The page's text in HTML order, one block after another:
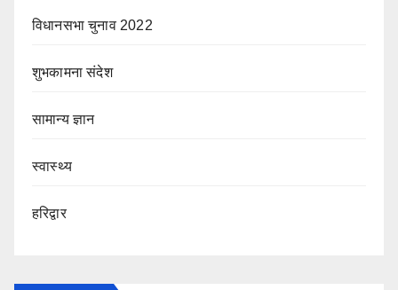
विधानसभा चुनाव 2022
शुभकामना संदेश
सामान्य ज्ञान
स्वास्थ्य
हरिद्वार